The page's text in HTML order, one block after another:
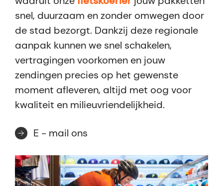
snel, duurzaam en zonder omwegen door
de stad bezorgt. Dankzij deze regionale
aanpak kunnen we snel schakelen,
vertragingen voorkomen en jouw
zendingen precies op het gewenste
moment afleveren, altijd met oog voor
kwaliteit en milieuvriendelijkheid.
E - mail ons